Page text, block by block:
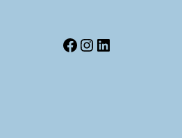
Facebook
Instagram
LinkedIn